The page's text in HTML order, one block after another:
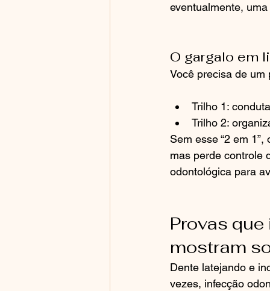
eventualmente, uma
O gargalo em
Você precisa de um
Trilho 1:
Trilho 2:
Sem esse “2 em
mas perde controle
odontológica para
Provas
mostram
Dente latejando e
vezes, infecção